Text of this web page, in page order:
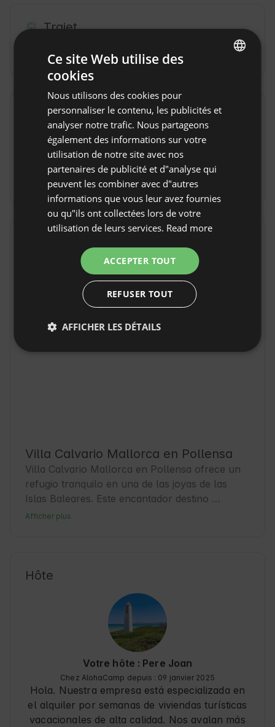
Trajet
Règles de la propriété
Heure d'arrivée : à partir de 17:00
Heure de départ : jusqu'à 10:00
Réservation non remboursable
Pollensa, Province Islas Baleares, Espagne
Villa Calvario Mallorca en Pollensa
Villa Calvario Mallorca en Pollensa ofrece un
refugio tranquilo en una de las joyas de las
Islas Baleares. Este encantador destino
combina historia, cultura y un ambiente
desean explorar la región con comodidad.
empedradas, mercados locales y su proximidad
a playas y montañas, haciendo que cada viaje
sea una aventura inolvidable 🌿.
Afficher plus
Hôte
Votre hôte : Pere Joan
Chez AlohaCamp depuis : 09 janvier 2025
Hola. Nuestra empresa está especializada en
el alquiler por semanas de viviendas turísticas
vacacionales de alta calidad. Nos avalan más
CZECH
Ce site Web utilise des
cookies
Nous utilisons des cookies pour
personnaliser le contenu, les publicités et
analyser notre trafic. Nous partageons
également des informations sur votre
utilisation de notre site avec nos
partenaires de publicité et d"analyse qui
peuvent les combiner avec d"autres
informations que vous leur avez fournies
ou qu"ils ont collectées lors de votre
utilisation de leurs services. Read more
ACCEPTER TOUT
REFUSER TOUT
AFFICHER LES DÉTAILS